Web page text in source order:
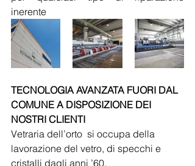
inerente
TECNOLOGIA AVANZATA FUORI DAL
COMUNE A DISPOSIZIONE DEI
NOSTRI CLIENTI
Vetraria dell’orto  si occupa della
lavorazione del vetro, di specchi e
cristalli dagli anni ’60.